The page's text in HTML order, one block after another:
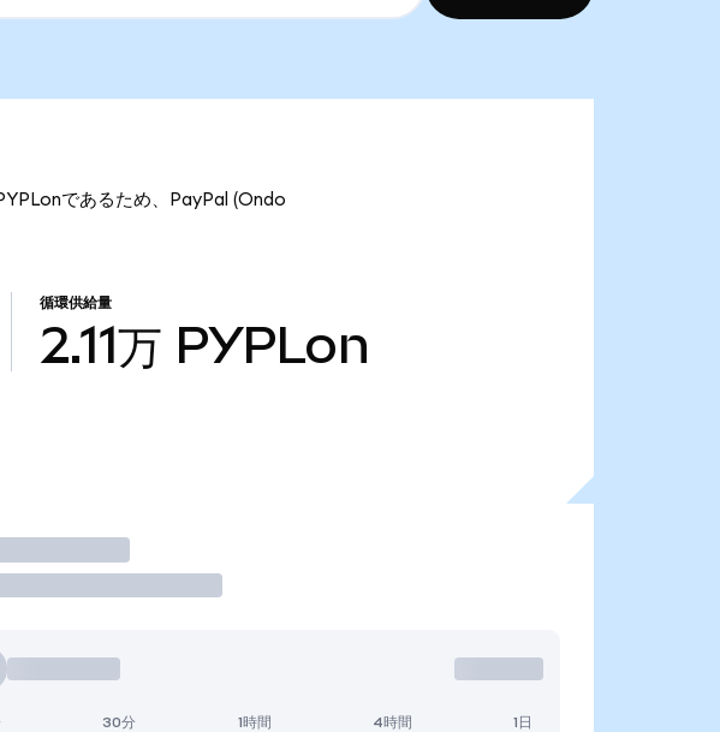
であるため、PayPal (Ondo
循環供給量
2.11万 PYPLon
30分 1時間 4時間 1日